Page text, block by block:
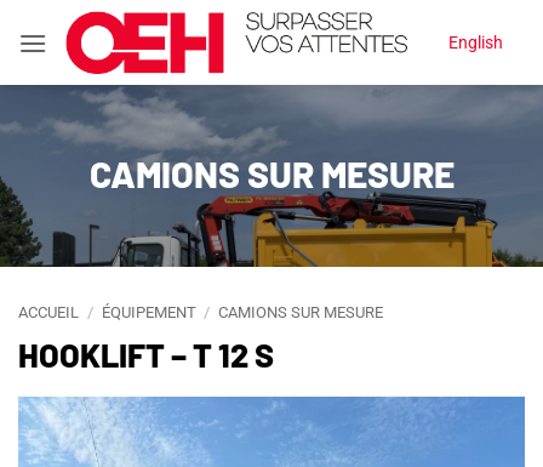
English
CAMIONS SUR MESURE
ACCUEIL / ÉQUIPEMENT / CAMIONS SUR MESURE
HOOKLIFT – T 12 S